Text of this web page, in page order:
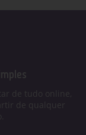
de tudo online,
de qualquer